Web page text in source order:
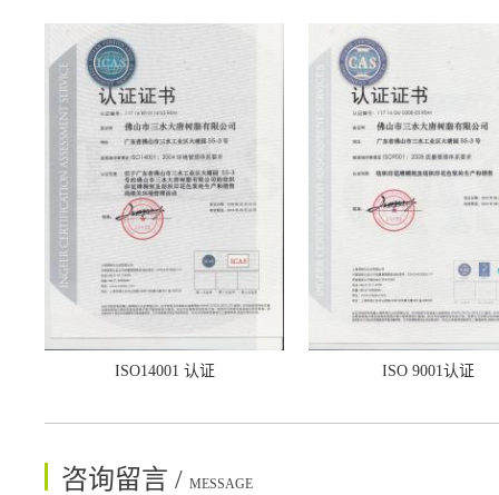
ISO14001 认证 ISO 9001认证
咨询留言 / MESSAGE